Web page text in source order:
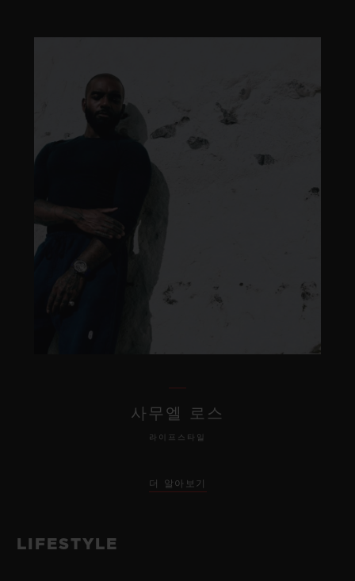
사무엘 로스
라이프스타일
더 알아보기
LIFESTYLE